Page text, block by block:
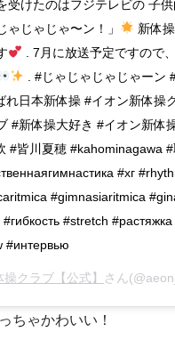
受けたのはフジテレビの 子
ゃじゃじゃ〜ン！」
新体
. 7月に放送予定ですので
. #じゃじゃじゃじゃーン
れ日本新体操 #イオン新体操
#新体操大好き #イオン新体
#皆川夏穂 #kahominagawa
#хг
#gimnasiaritmica
#stretch
#интервью
クラブ【公式】 さん
ちゃかわいい！